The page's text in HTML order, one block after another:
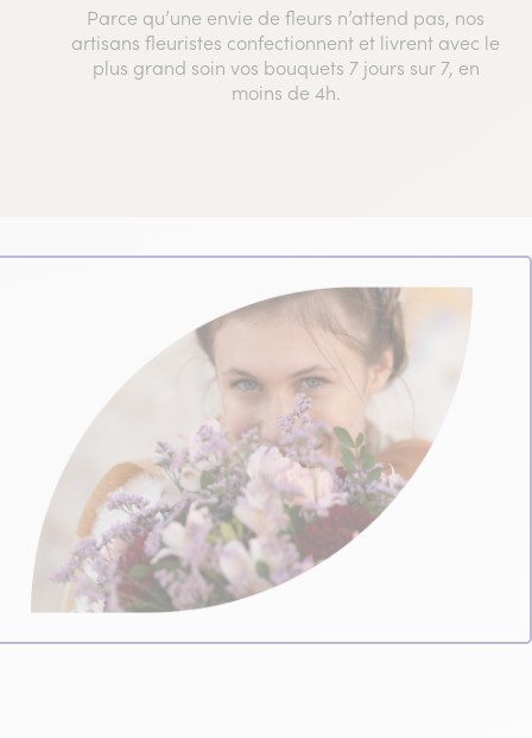
Parce qu’une envie de fleurs n’attend pas, nos
artisans fleuristes confectionnent et livrent avec le
plus grand soin vos bouquets 7 jours sur 7, en
moins de 4h.